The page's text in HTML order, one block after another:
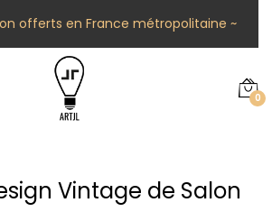
offerts en France métropolitaine ~
0
Vintage de Salon